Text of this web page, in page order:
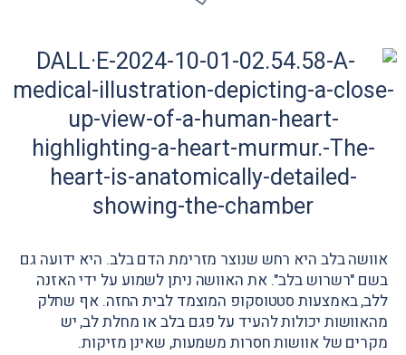
אוושה בלב היא רחש שנוצר מזרימת הדם בלב. היא ידועה גם
בשם "רשרוש בלב". את האוושה ניתן לשמוע על ידי האזנה
ללב, באמצעות סטטוסקופ המוצמד לבית החזה. אף שחלק
מהאוושות יכולות להעיד על פגם בלב או מחלת לב, יש
מקרים של אוושות חסרות משמעות, שאינן מזיקות.